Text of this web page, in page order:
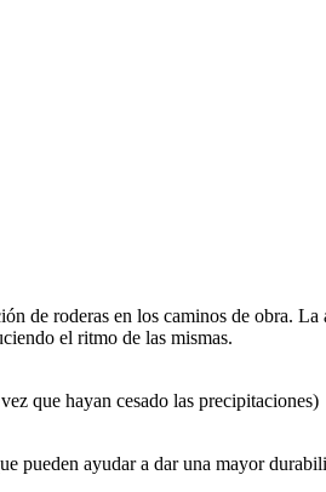
de roderas en los caminos de obra.
el ritmo de las mismas.
que hayan cesado las precipitaciones)
pueden ayudar a dar una mayor